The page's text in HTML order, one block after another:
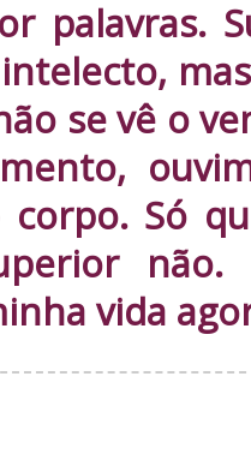
palavras.
se vê o
Só
vida